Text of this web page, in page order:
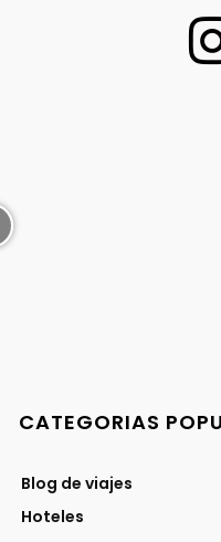
CATEGORIAS
Blog de viajes
Hoteles